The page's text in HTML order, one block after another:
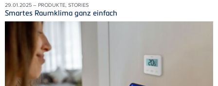
29.01.2025 – PRODUKTE, STORIES
Smartes Raumklima ganz einfach